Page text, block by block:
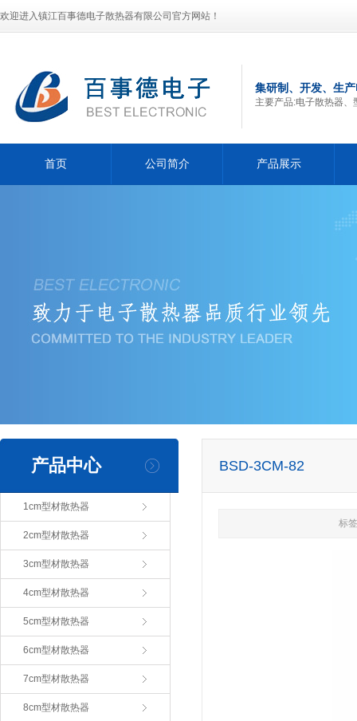
欢迎进入镇江百事德电子散热器有限公司官方网站！
集研制、开发、生
主要产品:电子散热器
首页 公司简介 产品展示
产品中心
1cm型材散热器
2cm型材散热器
3cm型材散热器
4cm型材散热器
5cm型材散热器
6cm型材散热器
7cm型材散热器
8cm型材散热器
BSD-3CM-82
标